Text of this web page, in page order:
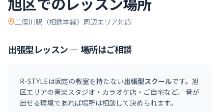
二俣川駅（相鉄本線） 周辺エリア対応
出張型レッスン — 場所はご相談
R-STYLEは固定の教室を持たない出張型スクールです。 旭
区エリアの音楽スタジオ・カラオケ店・ご自宅など、 音が
出せる環境であれば場所は相談して決められます。